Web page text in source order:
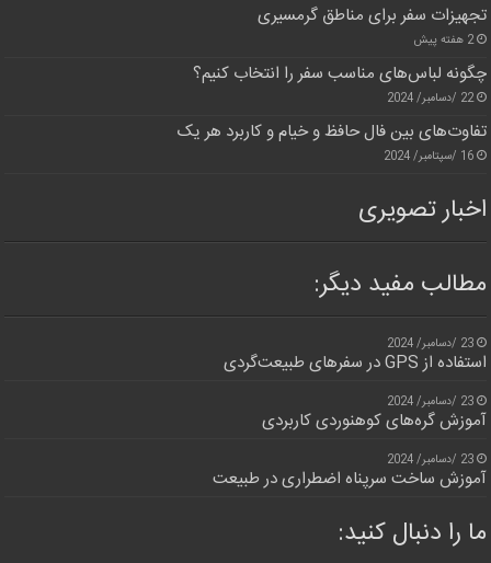
تجهیزات سفر برای مناطق گرمسیری
2 هفته پیش
چگونه لباس‌های مناسب سفر را انتخاب کنیم؟
22 /دسامبر/ 2024
تفاوت‌های بین فال حافظ و خیام و کاربرد هر یک
16 /سپتامبر/ 2024
اخبار تصویری
مطالب مفید دیگر:
23 /دسامبر/ 2024
استفاده از GPS در سفرهای طبیعت‌گردی
23 /دسامبر/ 2024
آموزش گره‌های کوهنوردی کاربردی
23 /دسامبر/ 2024
آموزش ساخت سرپناه اضطراری در طبیعت
ما را دنبال کنید: